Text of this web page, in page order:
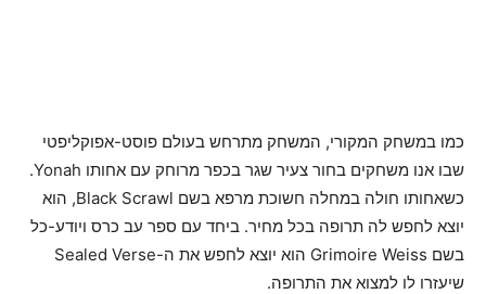
כמו במשחק המקורי, המשחק מתרחש בעולם פוסט-אפוקליפטי
שבו אנו משחקים בחור צעיר שגר בכפר מרוחק עם אחותו Yonah.
כשאחותו חולה במחלה חשוכת מרפא בשם Black Scrawl, הוא
יוצא לחפש לה תרופה בכל מחיר. ביחד עם ספר עב כרס ויודע-כל
בשם Grimoire Weiss הוא יוצא לחפש את ה-Sealed Verse
שיעזרו לו למצוא את התרופה.